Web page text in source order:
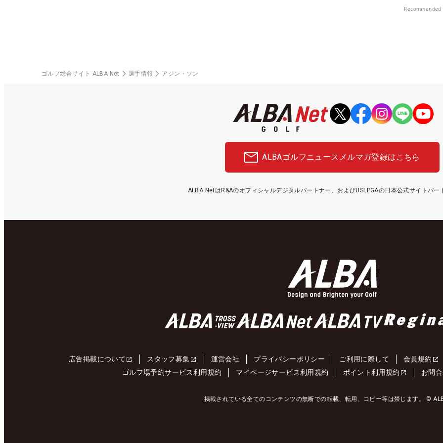
Recommended
ゴルフ総合サイト ALBA Net 選手情報 アジン・ソン
ALBAゴルフニュース メルマガ登録はこちら
ALBA NetはR&Aのオフィシャルデジタルパートナー、およびUSLPGAの日本公式サイトパー
広告掲載について スタッフ募集 運営会社 プライバシーポリシー ご利用に際して 会員規約
ゴルフ場予約サービス利用規約
マイページサービス利用規約 ポイント利用規約 お問
掲載されている全てのコンテンツの無断での転載、転用、コピー等は禁じます。 ©